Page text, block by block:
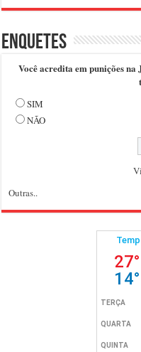
Enquetes
Você acredita em punições
SIM
NÃO
Outras..